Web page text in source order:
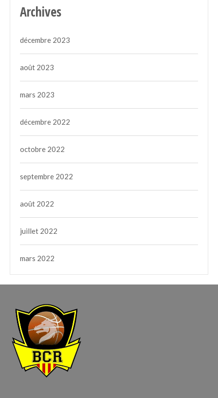
Archives
décembre 2023
août 2023
mars 2023
décembre 2022
octobre 2022
septembre 2022
août 2022
juillet 2022
mars 2022